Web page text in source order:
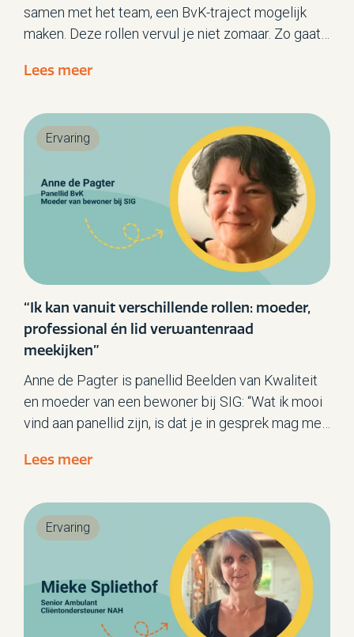
samen met het team, een BvK-traject mogelijk
maken. Deze rollen vervul je niet zomaar. Zo gaat
intensief oefenen en reflecteren vooraf.
opleiding voor observator.
Lees meer
“Ik kan vanuit verschillende rollen: moeder,
professional én lid verwantenraad
meekijken”
Anne de Pagter is panellid Beelden van Kwaliteit
en moeder van een bewoner bij SIG: “Wat ik mooi
vind aan panellid zijn, is dat je in gesprek mag met
op het team loslaten, bespreken we die eerst met
vanuit een andere hoek. Ook houd je elkaar scherp
zodat je de vragen zonder oordeel kunt stellen.”
Lees meer
Ervaring
Ervaring